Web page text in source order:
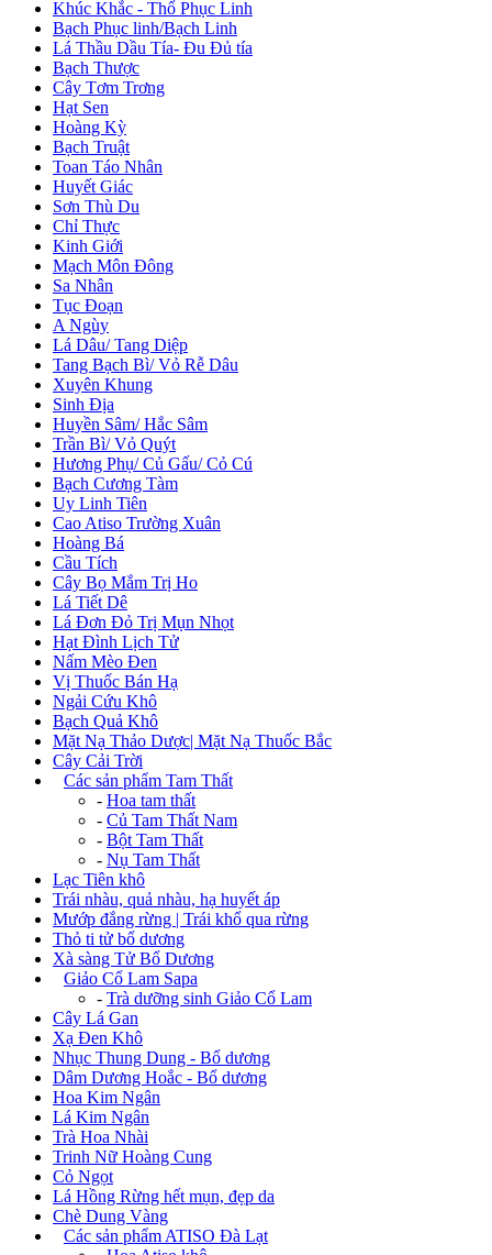
Khúc Khắc - Thổ Phục Linh
Bạch Phục linh/Bạch Linh
Lá Thầu Dầu Tía- Đu Đủ tía
Bạch Thược
Cây Tơm Trơng
Hạt Sen
Hoàng Kỳ
Bạch Truật
Toan Táo Nhân
Huyết Giác
Sơn Thù Du
Chỉ Thực
Kinh Giới
Mạch Môn Đông
Sa Nhân
Tục Đoạn
A Ngùy
Lá Dâu/ Tang Diệp
Tang Bạch Bì/ Vỏ Rễ Dâu
Xuyên Khung
Sinh Địa
Huyền Sâm/ Hắc Sâm
Trần Bì/ Vỏ Quýt
Hương Phụ/ Củ Gấu/ Cỏ Cú
Bạch Cương Tàm
Uy Linh Tiên
Cao Atiso Trường Xuân
Hoàng Bá
Cầu Tích
Cây Bọ Mắm Trị Ho
Lá Tiết Dê
Lá Đơn Đỏ Trị Mụn Nhọt
Hạt Đình Lịch Tử
Nấm Mèo Đen
Vị Thuốc Bán Hạ
Ngải Cứu Khô
Bạch Quả Khô
Mặt Nạ Thảo Dược| Mặt Nạ Thuốc Bắc
Cây Cải Trời
Các sản phẩm Tam Thất
- Hoa tam thất
- Củ Tam Thất Nam
- Bột Tam Thất
- Nụ Tam Thất
Lạc Tiên khô
Trái nhàu, quả nhàu, hạ huyết áp
Mướp đắng rừng | Trái khổ qua rừng
Thỏ ti tử bổ dương
Xà sàng Tử Bổ Dương
Giảo Cổ Lam Sapa
- Trà dưỡng sinh Giảo Cổ Lam
Cây Lá Gan
Xạ Đen Khô
Nhục Thung Dung - Bổ dương
Dâm Dương Hoắc - Bổ dương
Hoa Kim Ngân
Lá Kim Ngân
Trà Hoa Nhài
Trinh Nữ Hoàng Cung
Cỏ Ngọt
Lá Hồng Rừng hết mụn, đẹp da
Chè Dung Vàng
Các sản phẩm ATISO Đà Lạt